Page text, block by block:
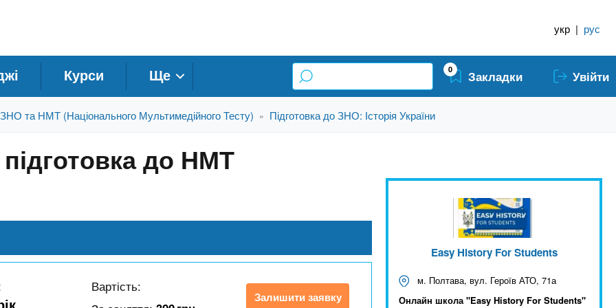
укр | рус
Курси Ще 0 Закладки Увійти
ЗНО та НМТ (Національного Мультимедійного Тесту) » Підготовка до ЗНО: Історія України
підготовка до НМТ
Вартість:
Залишити заявку
Easy History For Students
м. Полтава, вул. Героїв АТО, 71а
Онлайн школа "Easy History For Students"